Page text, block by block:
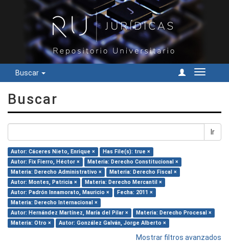
Buscar
Cambiar
Buscar
Ir
Autor: Cáceres Nieto, Enrique ×
Has File(s): true ×
Autor: Fix Fierro, Héctor ×
Materia: Derecho Constitucional ×
Materia: Derecho Administrativo ×
Materia: Derecho Fiscal ×
Autor: Montes, Patricia ×
Materia: Derecho Mercantil ×
Autor: Padrón Innamorato, Mauricio ×
Fecha: 2011 ×
Materia: Derecho Internacional ×
Autor: Hernández Martínez, María del Pilar ×
Materia: Derecho Procesal ×
Materia: Otro ×
Autor: González Galván, Jorge Alberto ×
Mostrar filtros avanzados